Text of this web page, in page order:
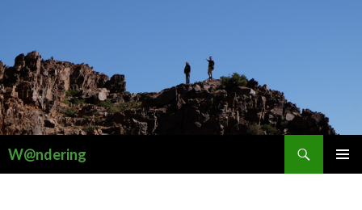
W@ndering